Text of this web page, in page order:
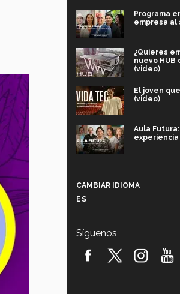
Programa
empresa al
¿Quieres
nuevo HUB
(video)
El joven
(video)
Aula
robótica
CAMBIAR IDIOMA
ES
Síguenos